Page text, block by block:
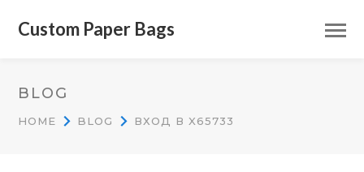
Custom Paper Bags
BLOG
HOME BLOG ВХОД В X65733